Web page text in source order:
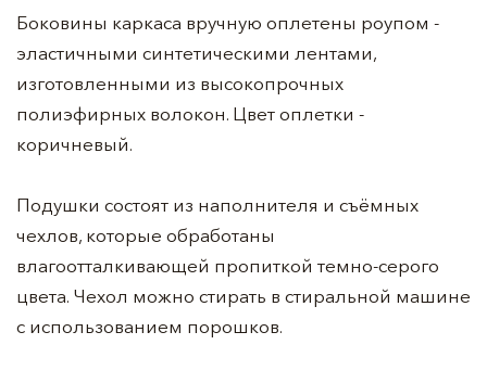
Боковины каркаса вручную оплетены роупом -
эластичными синтетическими лентами,
изготовленными из высокопрочных
полиэфирных волокон. Цвет оплетки -
коричневый.
Подушки состоят из наполнителя и съёмных
чехлов, которые обработаны
влагоотталкивающей пропиткой темно-серого
цвета. Чехол можно стирать в стиральной машине
с использованием порошков.